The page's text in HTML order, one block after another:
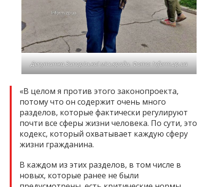
Депутатка Запорізької міськради. Фото: Inform.zp.ua
«В целом я против этого законопроекта,
потому что он содержит очень много
разделов, которые фактически регулируют
почти все сферы жизни человека. По сути, это
кодекс, который охватывает каждую сферу
жизни гражданина.
В каждом из этих разделов, в том числе в
новых, которые ранее не были